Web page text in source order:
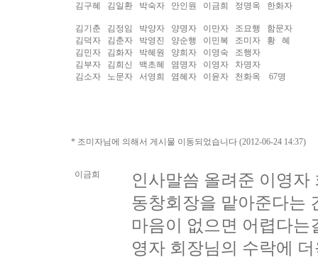
김구혜 김일환 박숙자 안인원 이금희 정명옥 한화자
김기춘 김정임 박양자 양명자 이만자 조묘행 함문자
김덕자 김춘자 박영진 양순행 이민복 조미자 황 혜
김민자 김화자 박혜원 양희자 이영숙 조행자
김부자 김희신 백초혜 염명자 이영자 차명자
김소자 노문자 서영희 염혜자 이윤자 천화옥 67명
* 조미자님에 의해서 게시물 이동되었습니다 (2012-06-24 14:37)
이금희
인사말씀 올려준 이영자
동창회장을 맡아준다는
마음이 없으면 어렵다는
영자 회장님의 수락에